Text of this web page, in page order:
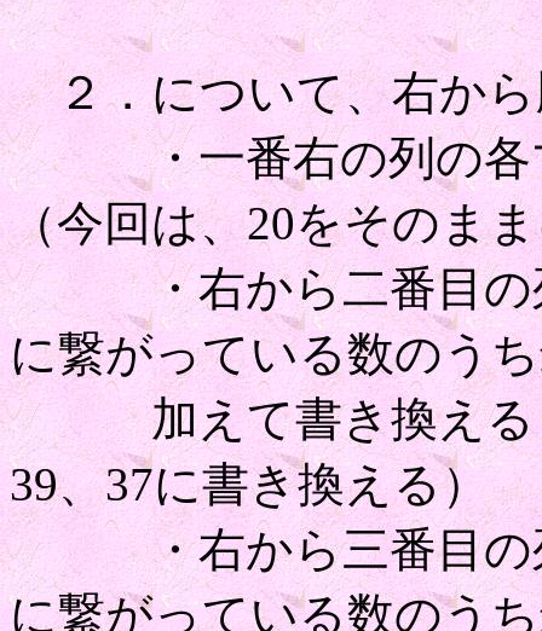
２．について、右から
・一番右の列の各マ
（今回は、20をそのま
・右から二番目の列
に繋がっている数のう
加えて書き換える（
39、37に書き換える）
・右から三番目の列
に繋がっている数のう